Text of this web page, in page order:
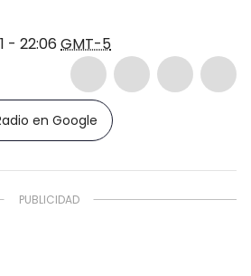
- 22:06 GMT-5
en Google